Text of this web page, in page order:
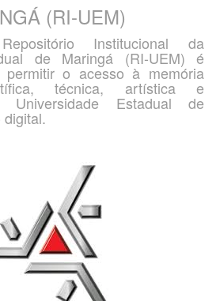
(RI-UEM)
Institucional da
de Maringá (RI-UEM) é
o acesso à memória
técnica, artística e
Universidade Estadual de